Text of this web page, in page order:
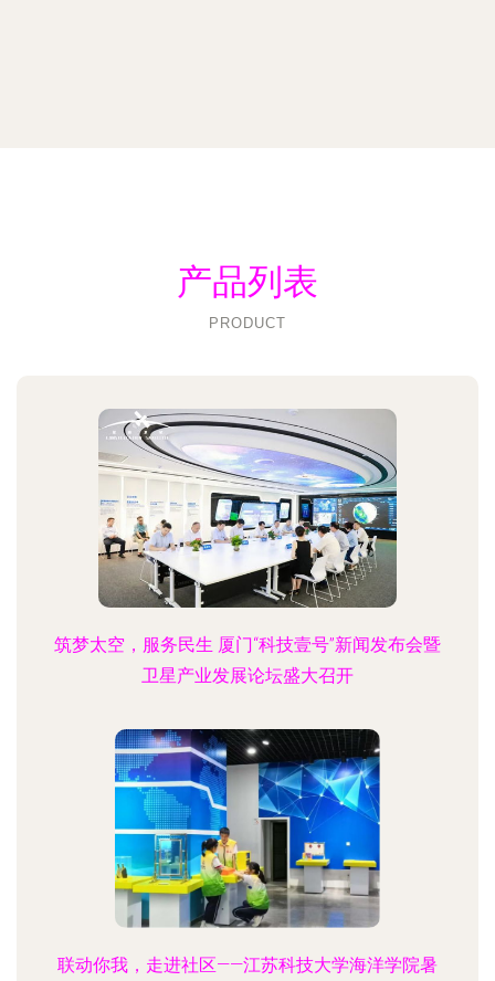
产品列表
PRODUCT
筑梦太空，服务民生 厦门“科技壹号”新闻发布会暨
卫星产业发展论坛盛大召开
联动你我，走进社区——江苏科技大学海洋学院暑